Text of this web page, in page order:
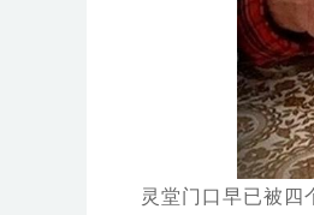
灵堂门口早已被四